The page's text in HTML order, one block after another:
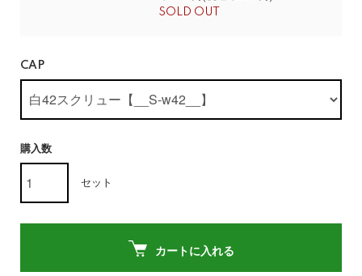
SOLD OUT
CAP
購入数
セット
カートに入れる